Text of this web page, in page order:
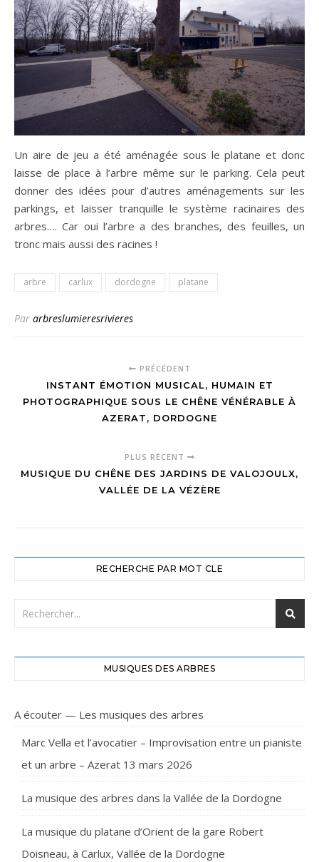
Un aire de jeu a été aménagée sous le platane et donc
laisse de place à l’arbre même sur le parking. Cela peut
donner des idées pour d’autres aménagements sur les
parkings, et laisser tranquille le système racinaires des
arbres…. Car oui l’arbre a des branches, des feuilles, un
tronc mais aussi des racines !
arbre carlux dordogne platane
Par arbreslumieresrivieres
PRÉCÉDENT
INSTANT ÉMOTION MUSICAL, HUMAIN ET
PHOTOGRAPHIQUE SOUS LE CHÊNE VÉNÉRABLE À
AZERAT, DORDOGNE
PLUS RÉCENT
MUSIQUE DU CHÊNE DES JARDINS DE VALOJOULX,
VALLÉE DE LA VÉZÈRE
RECHERCHE PAR MOT CLE
MUSIQUES DES ARBRES
A écouter — Les musiques des arbres
Marc Vella et l’avocatier – Improvisation entre un pianiste
et un arbre – Azerat 13 mars 2026
La musique des arbres dans la Vallée de la Dordogne
La musique du platane d’Orient de la gare Robert
Doisneau, à Carlux, Vallée de la Dordogne